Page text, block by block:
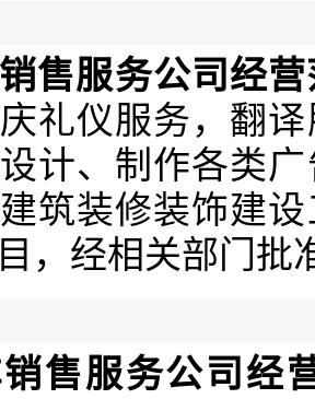
售服务公司经
礼仪服务，翻
计、制作各类
筑装修装饰建
，经相关部门批
售服务公司经